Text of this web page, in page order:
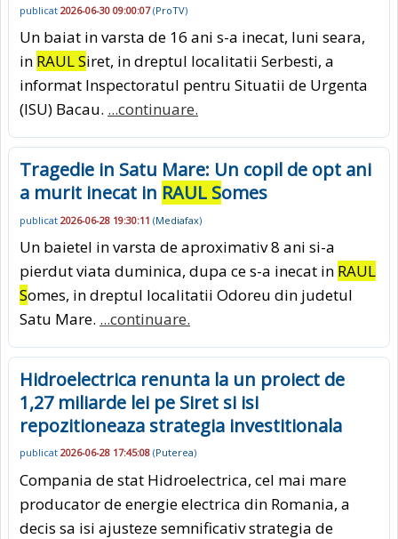
publicat 2026-06-30 09:00:07(ProTV)
Un baiat in varsta de 16 ani s-a inecat, luni seara,
in RAUL Siret, in dreptul localitatii Serbesti, a
informat Inspectoratul pentru Situatii de Urgenta
(ISU) Bacau. ...continuare.
Tragedie in Satu Mare: Un copil de opt ani
a murit inecat in RAUL Somes
publicat 2026-06-28 19:30:11 (Mediafax)
Un baietel in varsta de aproximativ 8 ani si-a
pierdut viata duminica, dupa ce s-a inecat in RAUL
Somes, in dreptul localitatii Odoreu din judetul
Satu Mare. ...continuare.
Hidroelectrica renunta la un proiect de
1,27 miliarde lei pe Siret si isi
repozitioneaza strategia investitionala
publicat 2026-06-28 17:45:08 (Puterea)
Compania de stat Hidroelectrica, cel mai mare
producator de energie electrica din Romania, a
decis sa isi ajusteze semnificativ strategia de